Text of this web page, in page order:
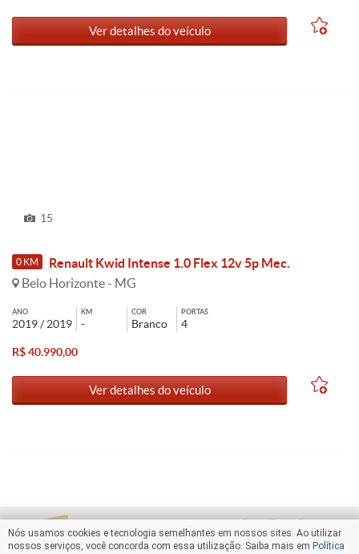
Ver detalhes do veículo
15
0 KM
Renault Kwid Intense 1.0 Flex 12v 5p Mec.
Belo Horizonte - MG
ANO
2019 / 2019
KM
-
COR
Branco
PORTAS
4
R$ 40.990,00
Ver detalhes do veículo
Nós usamos cookies e tecnologia semelhantes em nossos sites. Ao utilizar
nossos serviços, você concorda com essa utilização. Saiba mais em Política